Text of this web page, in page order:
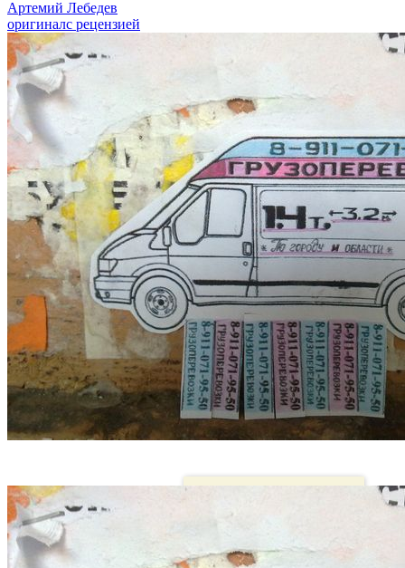
Артемий Лебедев
оригиналс рецензией